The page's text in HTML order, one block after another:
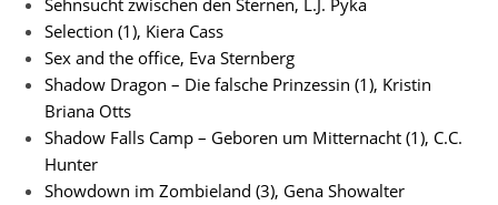
Sehnsucht zwischen den Sternen, L.J. Pyka
Selection (1), Kiera Cass
Sex and the office, Eva Sternberg
Shadow Dragon – Die falsche Prinzessin (1), Kristin
Briana Otts
Shadow Falls Camp – Geboren um Mitternacht (1), C.C.
Hunter
Showdown im Zombieland (3), Gena Showalter